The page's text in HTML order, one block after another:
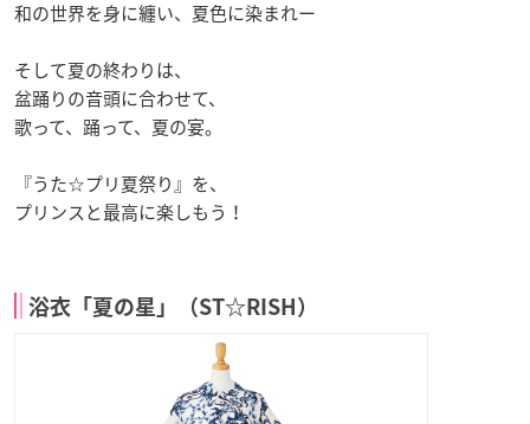
和の世界を身に纏い、夏色に染まれー
そして夏の終わりは、
盆踊りの音頭に合わせて、
歌って、踊って、夏の宴。
『うた☆プリ夏祭り』を、
プリンスと最高に楽しもう！
浴衣「夏の星」（ST☆RISH）